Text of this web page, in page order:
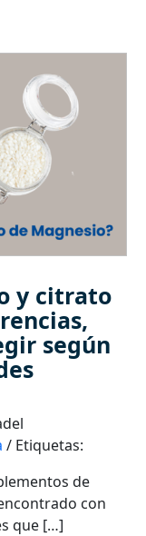
y citrato
según
/ Etiquetas:
de
con
que […]